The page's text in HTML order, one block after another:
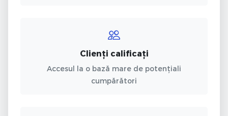
Clienți calificați
Accesul la o bază mare de potențiali
cumpărători